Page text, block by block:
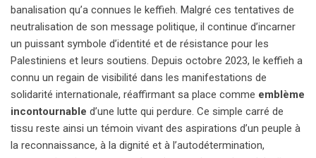
banalisation qu’a connues le keffieh. Malgré ces tentatives de
neutralisation de son message politique, il continue d’incarner
un puissant symbole d’identité et de résistance pour les
Palestiniens et leurs soutiens. Depuis octobre 2023, le keffieh a
connu un regain de visibilité dans les manifestations de
solidarité internationale, réaffirmant sa place comme emblème
incontournable d’une lutte qui perdure. Ce simple carré de
tissu reste ainsi un témoin vivant des aspirations d’un peuple à
la reconnaissance, à la dignité et à l’autodétermination,